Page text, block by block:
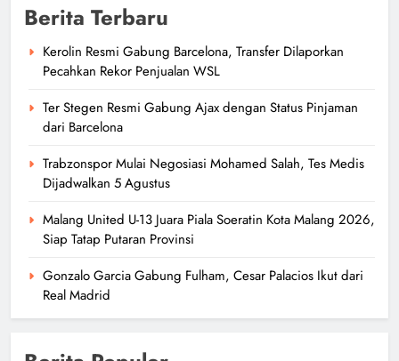
Berita Terbaru
Kerolin Resmi Gabung Barcelona, Transfer Dilaporkan
Pecahkan Rekor Penjualan WSL
Ter Stegen Resmi Gabung Ajax dengan Status Pinjaman
dari Barcelona
Trabzonspor Mulai Negosiasi Mohamed Salah, Tes Medis
Dijadwalkan 5 Agustus
Malang United U-13 Juara Piala Soeratin Kota Malang 2026,
Siap Tatap Putaran Provinsi
Gonzalo Garcia Gabung Fulham, Cesar Palacios Ikut dari
Real Madrid